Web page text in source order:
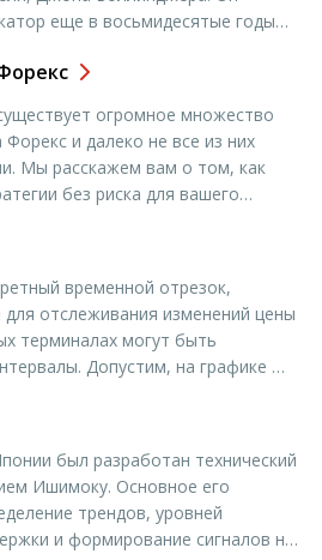
еще в восьмидесятые годы
предназначается для
многие финансовые аналитики
Этот индикатор
[…]
огромное множество
Форекс и далеко не все из них
Мы расскажем вам о том, как
без риска для вашего
в используемый вами торговый
В первом […]
временной отрезок,
для отслеживания изменений цены
терминалах могут быть
Допустим, на графике М1
Н1 означает, что свеча
[…]
был разработан технический
Ишимоку. Основное его
трендов, уровней
и формирование сигналов на